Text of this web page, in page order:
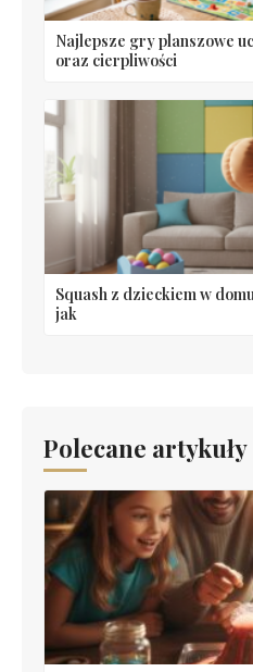
Najlepsze gry planszowe
oraz cierpliwości
Squash z dzieckiem w
jak
Polecane artykuły